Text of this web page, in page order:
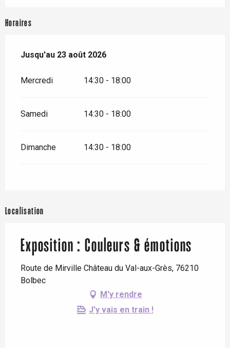
Horaires
Du27 juin 2026au23 août 2026
Jusqu'au 23 août 2026
Mercredi 14:30 - 18:00
Samedi 14:30 - 18:00
Dimanche 14:30 - 18:00
Localisation
Exposition : Couleurs & émotions
Route de Mirville Château du Val-aux-Grès, 76210
Bolbec
M'y rendre
J'y vais en train !